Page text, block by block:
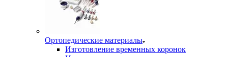
Ортопедические материалы
Изготовление временных коронок